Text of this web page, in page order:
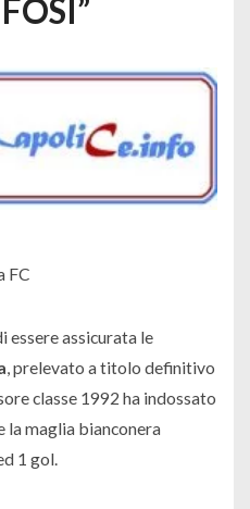
FC
essere assicurata le
, prelevato a titolo definitivo
classe 1992 ha indossato
la maglia bianconera
1 gol.